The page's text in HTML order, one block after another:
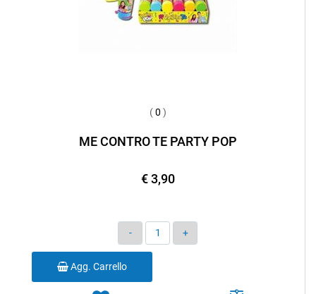
(0 )
ME CONTRO TE PARTY POP
€ 3,90
Quantità
Agg. Carrello